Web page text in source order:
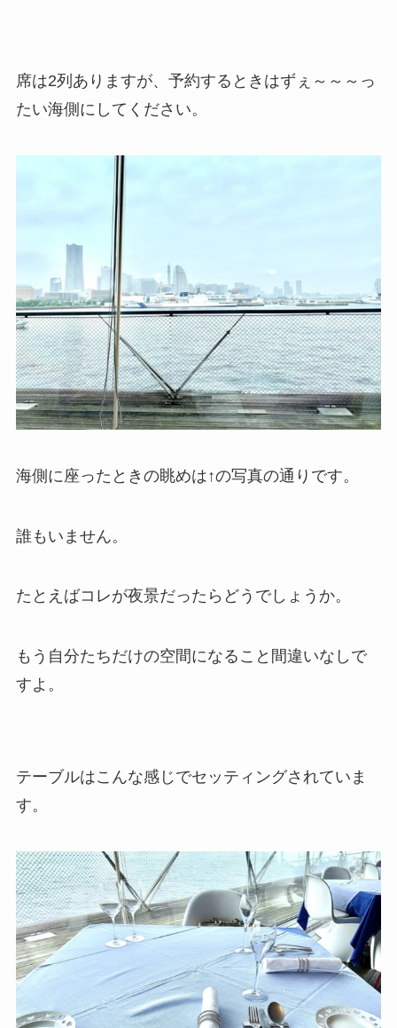
席は2列ありますが、予約するときはずぇ～～～っ
たい海側にしてください。
海側に座ったときの眺めは↑の写真の通りです。
誰もいません。
たとえばコレが夜景だったらどうでしょうか。
もう自分たちだけの空間になること間違いなしで
すよ。
テーブルはこんな感じでセッティングされていま
す。